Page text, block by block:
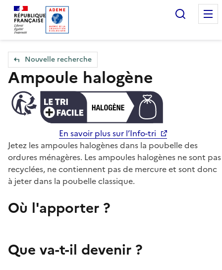
Accueil — Que Faire de mes objets & déchets
Nouvelle recherche
Ampoule halogène
En savoir plus sur l’Info-tri
Jetez les ampoules halogènes dans la poubelle des
ordures ménagères. Les ampoules halogènes ne sont pas
recyclées, ne contiennent pas de mercure et sont donc
à jeter dans la poubelle classique.
Où l'apporter ?
Que va-t-il devenir ?